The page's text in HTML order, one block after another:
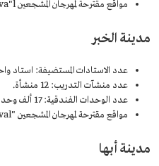
مواقع مقترحة لمهرجان المشجعين FIFA Fan Festiva"l": موقعان.
مدينة الخبر
عدد الاستادات المستضيفة: استاد
عدد منشآت التدريب: 12 منشأة.
عدد الوحدات الفندقية: 17 ألف وحدة فندقية.
مواقع مقترحة لمهرجان المشجعين "FIFA Fan Festival": موقعان.
مدينة أبها